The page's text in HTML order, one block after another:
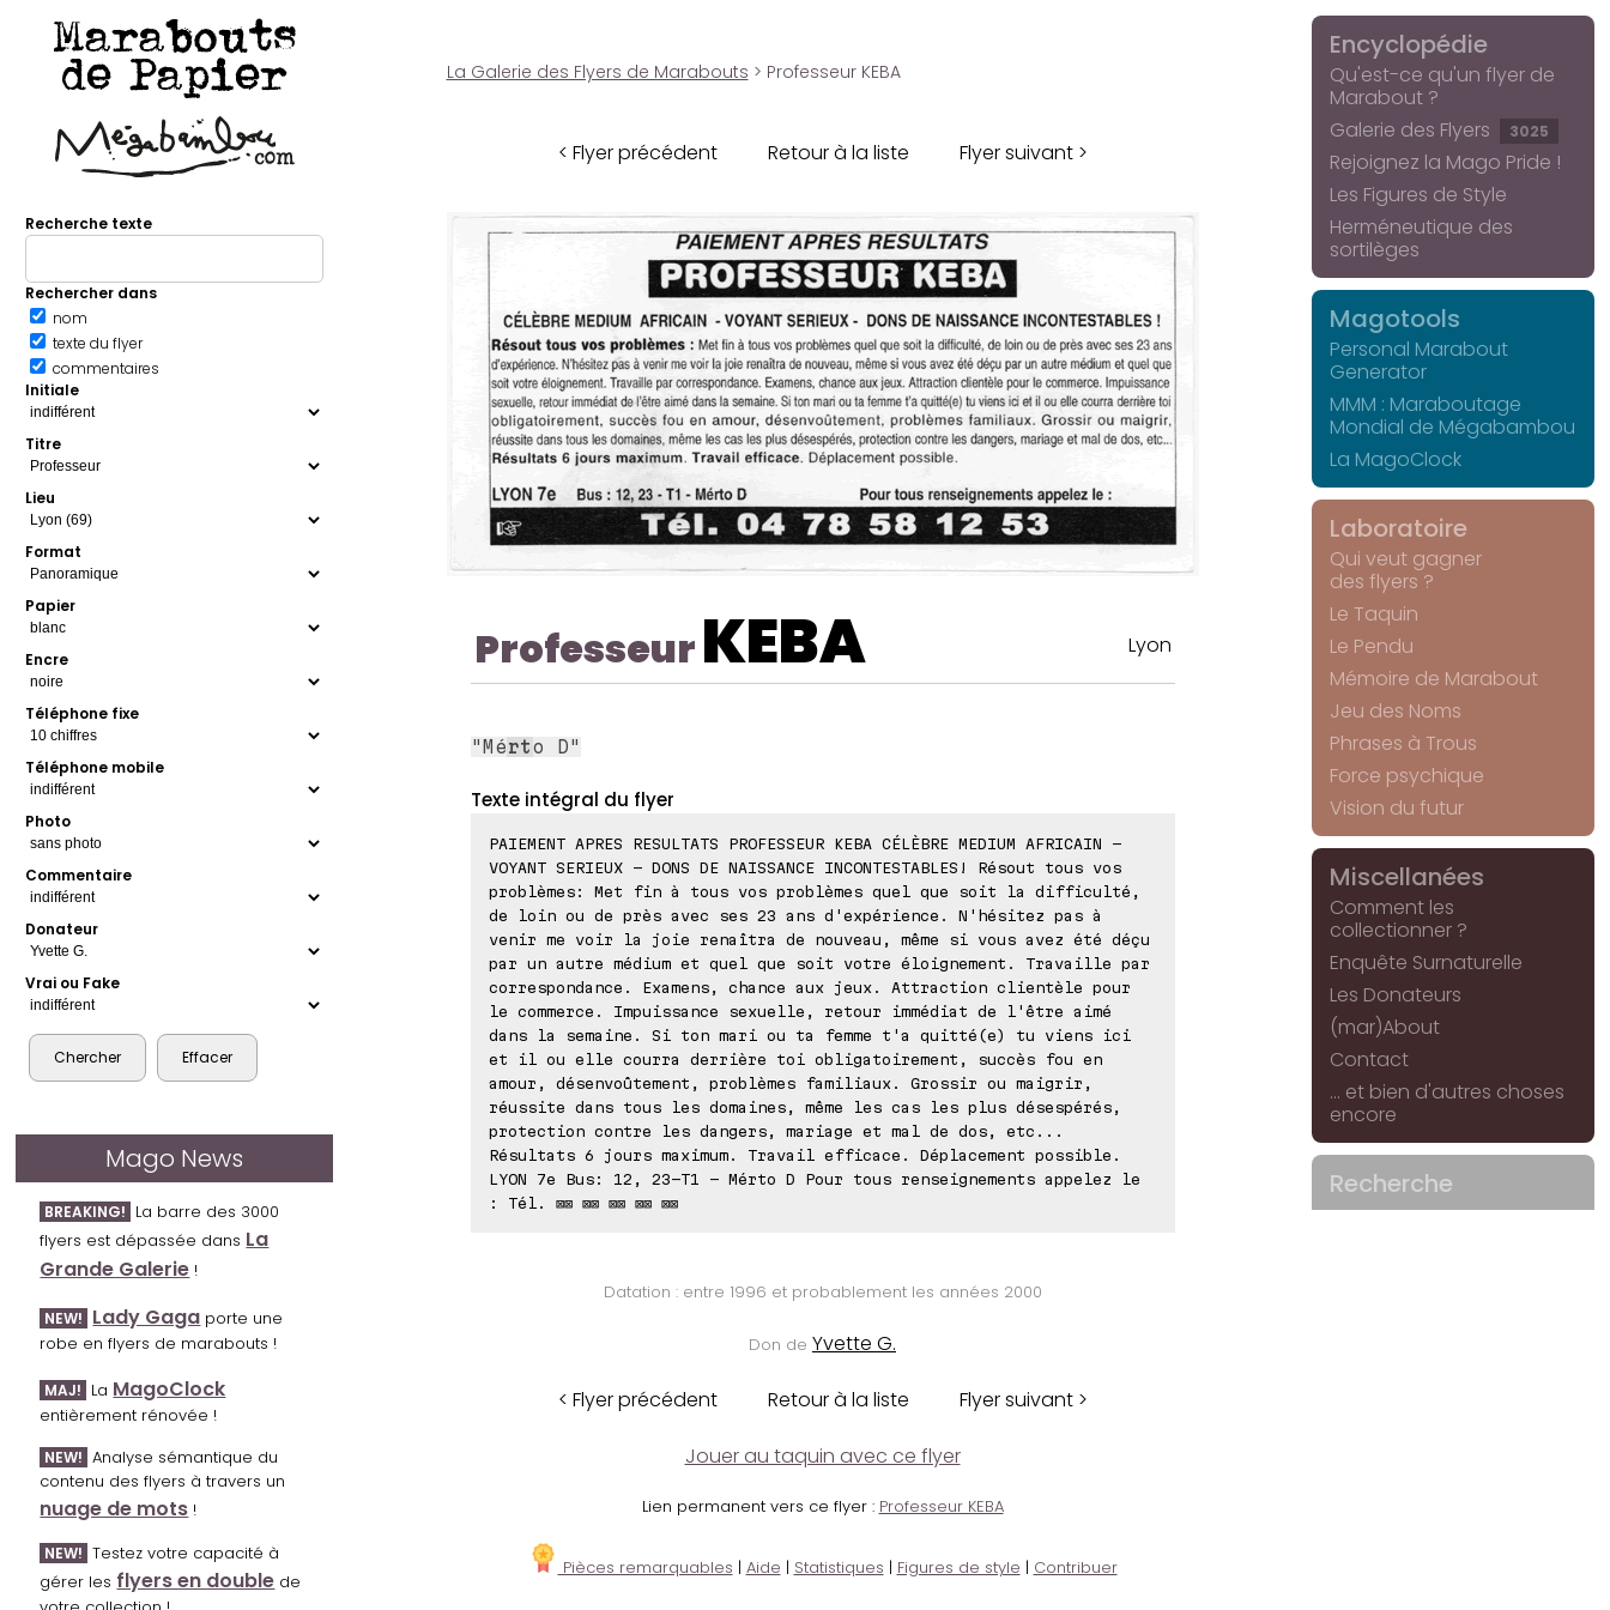
Marabouts
de Papier
Recherche texte
Rechercher dans
nom
texte du flyer
commentaires
Initiale
Titre
Lieu
Format
Papier
Encre
Téléphone fixe
Téléphone mobile
Photo
Commentaire
Donateur
Vrai ou Fake
Mago News
BREAKING! La barre des 3000
flyers est dépassée dans La
Grande Galerie !
NEW! Lady Gaga porte une
robe en flyers de marabouts !
MAJ! La MagoClock
entièrement rénovée !
NEW! Analyse sémantique du
contenu des flyers à travers un
nuage de mots !
NEW! Testez votre capacité à
gérer les flyers en double de
La Galerie des Flyers de Marabouts > Professeur KEBA
< Flyer précédent Retour à la liste Flyer suivant >
ProfesseurKEBA Lyon
"Mérto D"
Texte intégral du flyer
PAIEMENT APRES RESULTATS PROFESSEUR KEBA CÉLÈBRE MEDIUM AFRICAIN -
VOYANT SERIEUX - DONS DE NAISSANCE INCONTESTABLES! Résout tous vos
problèmes: Met fin à tous vos problèmes quel que soit la difficulté,
de loin ou de près avec ses 23 ans d'expérience. N'hésitez pas à
venir me voir la joie renaîtra de nouveau, même si vous avez été déçu
par un autre médium et quel que soit votre éloignement. Travaille par
correspondance. Examens, chance aux jeux. Attraction clientèle pour
le commerce. Impuissance sexuelle, retour immédiat de l'être aimé
dans la semaine. Si ton mari ou ta femme t'a quitté(e) tu viens ici
et il ou elle courra derrière toi obligatoirement, succès fou en
amour, désenvoûtement, problèmes familiaux. Grossir ou maigrir,
réussite dans tous les domaines, même les cas les plus désespérés,
protection contre les dangers, mariage et mal de dos, etc...
Résultats 6 jours maximum. Travail efficace. Déplacement possible.
LYON 7e Bus: 12, 23-T1 - Mérto D Pour tous renseignements appelez le
: Tél. ⊠⊠ ⊠⊠ ⊠⊠ ⊠⊠ ⊠⊠
Datation : entre 1996 et probablement les années 2000
Don de Yvette G.
< Flyer précédent Retour à la liste Flyer suivant >
Jouer au taquin avec ce flyer
Lien permanent vers ce flyer : Professeur KEBA
Pièces remarquables | Aide | Statistiques | Figures de style | Contribuer
Encyclopédie
Qu'est-ce qu'un flyer de
Marabout ?
Galerie des Flyers
3025
Rejoignez la Mago Pride !
Les Figures de Style
Herméneutique des
sortilèges
Magotools
Personal Marabout
Generator
MMM : Maraboutage
Mondial de Mégabambou
La MagoClock
Laboratoire
Qui veut gagner
des flyers ?
Le Taquin
Le Pendu
Mémoire de Marabout
Jeu des Noms
Phrases à Trous
Force psychique
Vision du futur
Miscellanées
Comment les
collectionner ?
Enquête Surnaturelle
Les Donateurs
(mar)About
Contact
... et bien d'autres choses
encore
Recherche